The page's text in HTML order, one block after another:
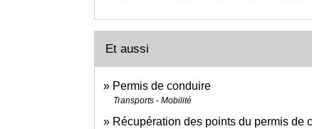
Et aussi
Permis de conduire
Transports - Mobilité
Récupération des points du permis de